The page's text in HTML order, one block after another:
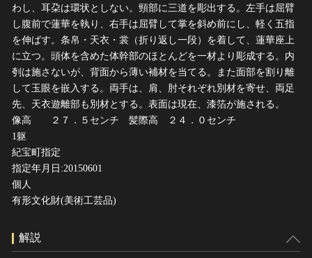
わし、耳朶は環状としない。頸部に三道を彫出する。左手は屈臂
し腹前で蓮華を執り、右手は屈臂して掌を斜め前にし、軽く五指
を伸ばす。条帛・天衣・裳（折り返し一段）を着して、蓮華座上
に立つ。頭体を含めた体幹部のほとんどを一材より彫成する。内
刳は施さないが、背面から薄い補材を当てる。また面部を割り離
して玉眼を嵌入する。両手は、肩、肘それぞれ別材を寄せ、両足
先、天衣遊離部も別材とする。表面は現在、漆箔が施される。
像高 ２７．５センチ 髪際高 ２４．０センチ
1躯
紀宝町指定
指定年月日:20150601
個人
有形文化財(美術工芸品)
解説